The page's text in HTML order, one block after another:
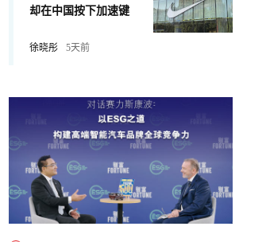
却在中国按下加速键
徐晓彤 5天前